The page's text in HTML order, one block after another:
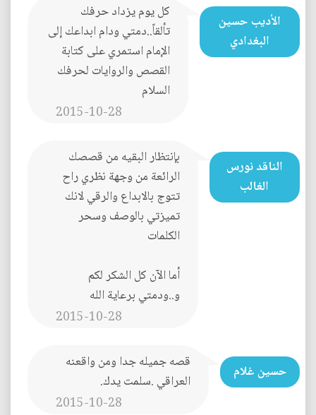
الأديب حسين
البغدادي
كل يوم يزداد حرفك
تألقاً..دمتي ودام ابداعك إلى
الإمام استمري على كتابة
القصص والروايات لحرفك
السلام
2015-10-28
الناقد نورس
الغالب
بإنتظار البقيه من قصصك
الرائعة من وجهة نظري راح
تتوج بالابداع والرقي لانك
تميزتي بالوصف وسحر
الكلمات
أما الآن كل الشكر لكم
و..ودمتي برعاية الله
2015-10-28
حسين غلام
قصه جميله جدا ومن واقعنه
العراقي .سلمت يدك.
2015-10-28